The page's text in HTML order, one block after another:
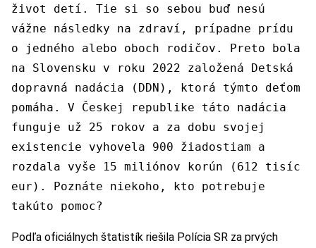
život detí. Tie si so sebou buď nesú
vážne následky na zdraví, prípadne prídu
o jedného alebo oboch rodičov. Preto bola
na Slovensku v roku 2022 založená Detská
dopravná nadácia (DDN), ktorá týmto deťom
pomáha. V Českej republike táto nadácia
funguje už 25 rokov a za dobu svojej
existencie vyhovela 900 žiadostiam a
rozdala vyše 15 miliónov korún (612 tisíc
eur). Poznáte niekoho, kto potrebuje
takúto pomoc?
Podľa oficiálnych štatistík riešila Polícia SR za prvých